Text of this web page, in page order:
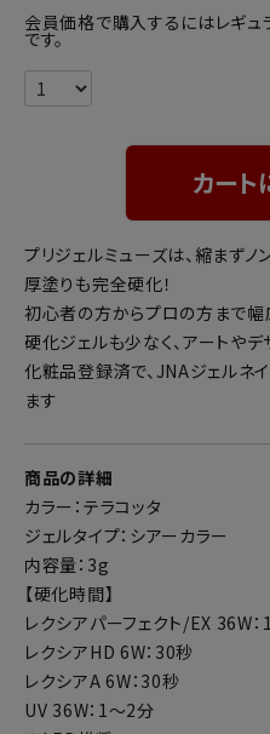
会員価格で購入するにはレギ
です。
カート
プリジェルミューズは、縮まず
厚塗りも完全硬化！
初心者の方からプロの方まで幅
硬化ジェルも少なく、アートやデ
化粧品登録済で、JNAジェルネ
ます
商品の詳細
カラー：テラコッタ
ジェルタイプ：シアーカラー
内容量：3g
【硬化時間】
レクシアパーフェクト/EX 36W
レクシアHD 6W：30秒
レクシアA 6W：30秒
UV 36W：1～2分